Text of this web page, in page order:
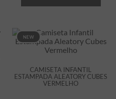
NEW
CAMISETA INFANTIL
ESTAMPADA ALEATORY CUBES
VERMELHO